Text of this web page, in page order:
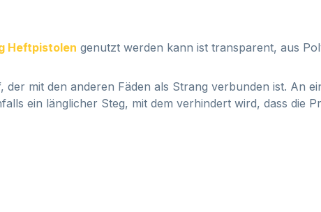
Heftpistolen genutzt werden kann ist transparent, aus
mit den anderen Fäden als Strang verbunden ist. An
ein länglicher Steg, mit dem verhindert wird, dass die